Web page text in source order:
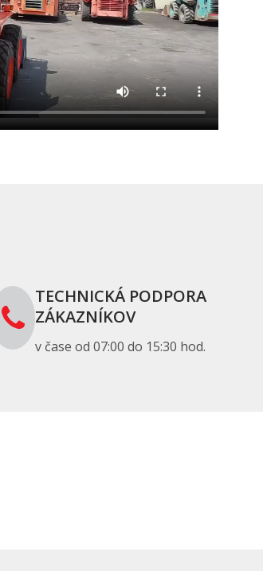
TECHNICKÁ PODPORA
ZÁKAZNÍKOV
v čase od 07:00 do 15:30 hod.